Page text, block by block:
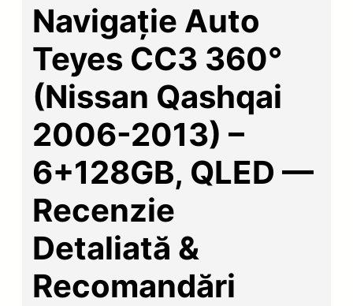
Navigație Auto
Teyes CC3 360°
(Nissan Qashqai
2006-2013) –
6+128GB, QLED —
Recenzie
Detaliată &
Recomandări